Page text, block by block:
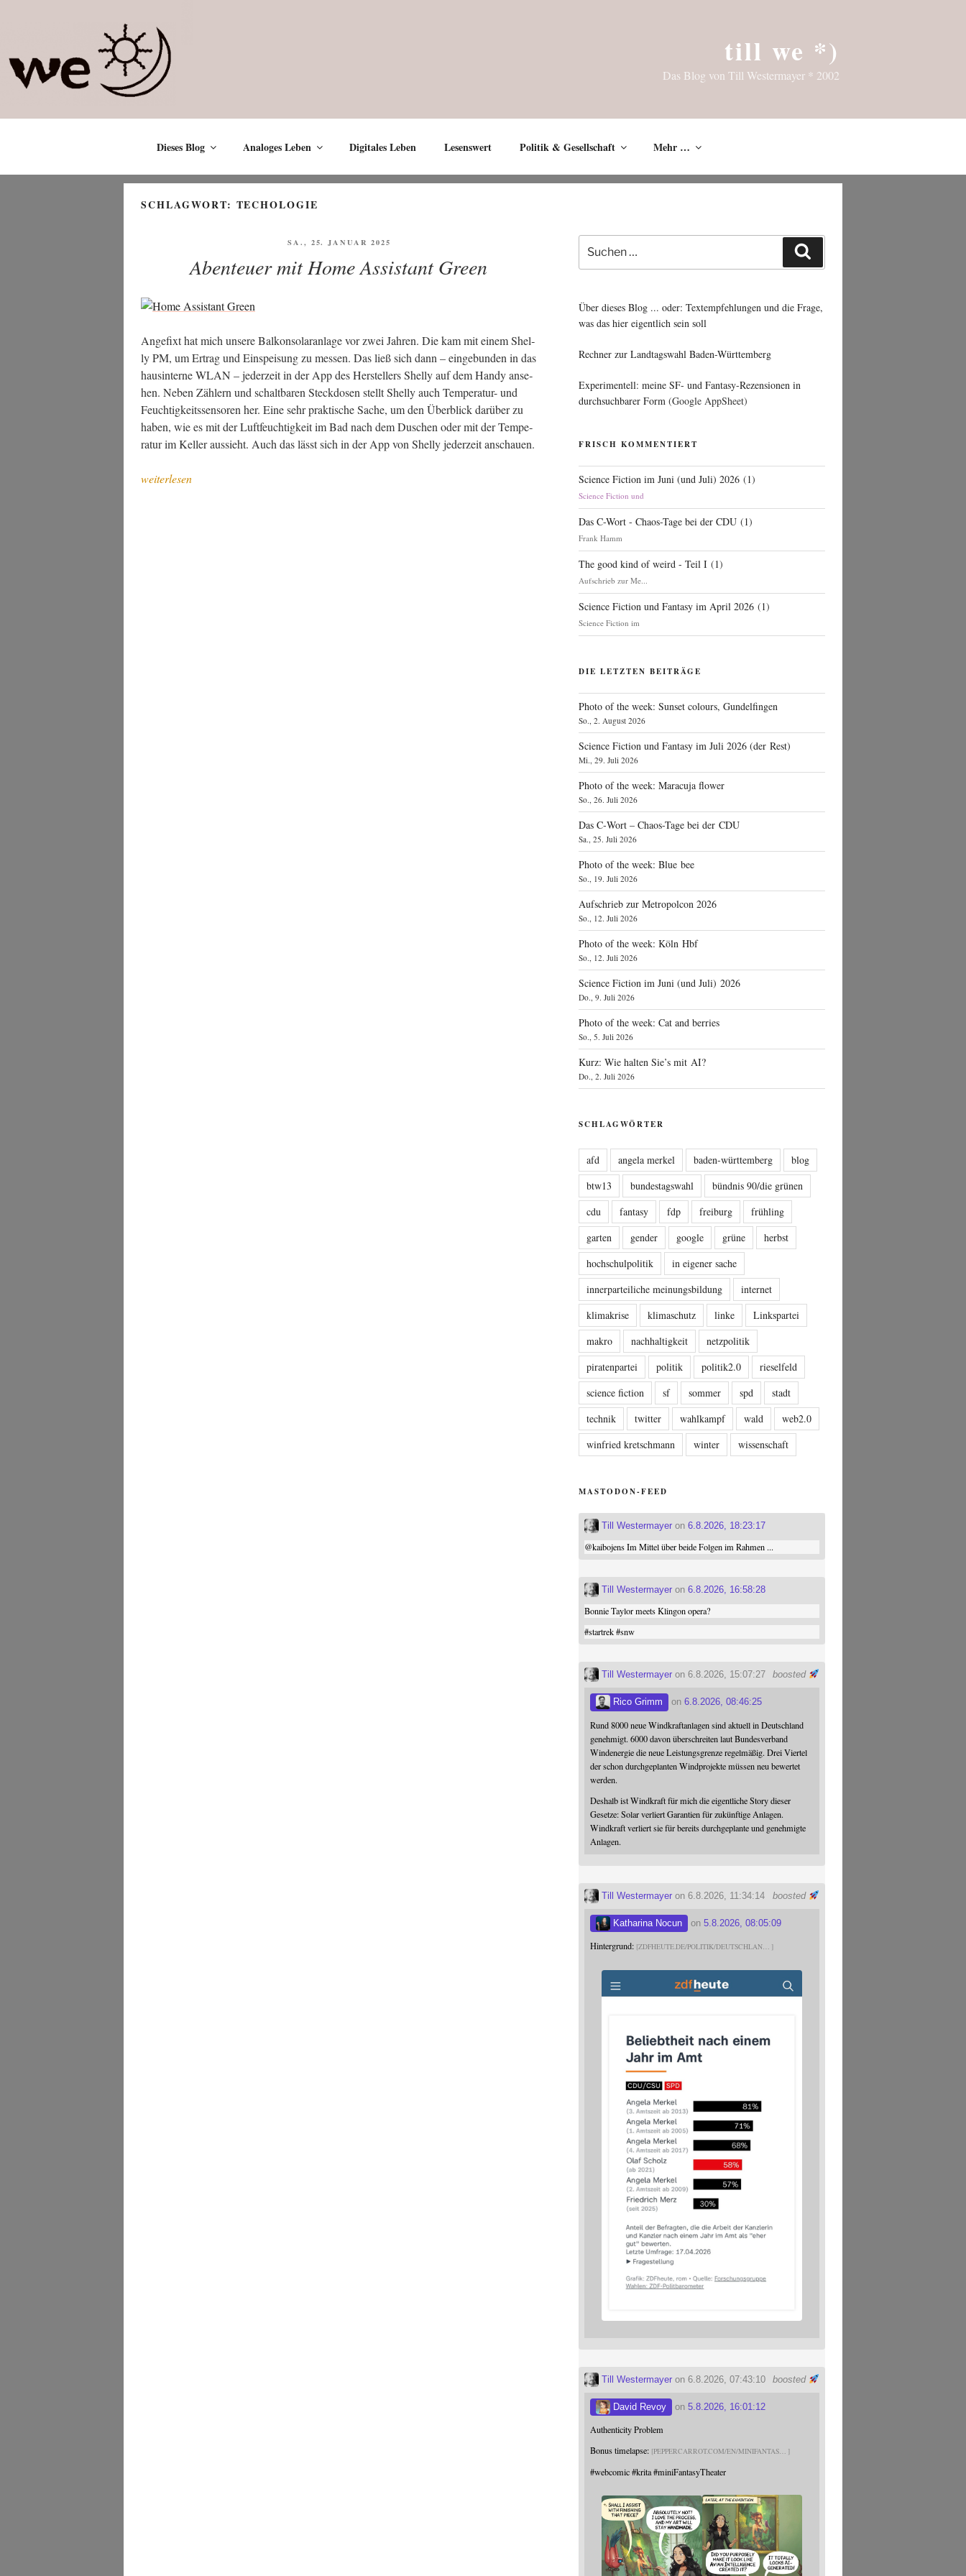
till we *)
Das Blog von Till Westermayer * 2002
Dieses Blog Analoges Leben Digitales Leben Lesenswert Politik & Gesellschaft Mehr …
SCHLAGWORT: TECHOLOGIE
VERÖFFENTLICHT
SA., 25. JANUAR 2025
Abenteuer mit Home Assistant Green
Ange­fixt hat mich unse­re Bal­kon­so­lar­an­la­ge vor zwei Jah­ren. Die kam mit einem Shel­
ly PM, um Ertrag und Ein­spei­sung zu mes­sen. Das ließ sich dann – ein­ge­bun­den in das
haus­in­ter­ne WLAN – jeder­zeit in der App des Her­stel­lers Shel­ly auf dem Han­dy anse­
hen. Neben Zäh­lern und schalt­ba­ren Steck­do­sen stellt Shel­ly auch Tem­pe­ra­tur- und
Feuch­tig­keits­sen­so­ren her. Eine sehr prak­ti­sche Sache, um den Über­blick dar­über zu
haben, wie es mit der Luft­feuch­tig­keit im Bad nach dem Duschen oder mit der Tem­pe­
ra­tur im Kel­ler aus­sieht. Auch das lässt sich in der App von Shel­ly jeder­zeit anschauen.
„Aben­
weiterlesen
Suche
nach:
Über dieses Blog ... oder: Textempfehlungen und die Frage,
was das hier eigentlich sein soll
Rechner zur Landtagswahl Baden-Württemberg
Experimentell: meine SF- und Fantasy-Rezensionen in
durchsuchbarer Form (Google AppSheet)
FRISCH KOMMENTIERT
Science Fiction im Juni (und Juli) 2026 (1)
Science Fiction und
Das C-Wort - Chaos-Tage bei der CDU (1)
Frank Hamm
The good kind of weird - Teil I (1)
Aufschrieb zur Me...
Science Fiction und Fantasy im April 2026 (1)
Science Fiction im
DIE LETZTEN BEITRÄGE
Photo of the week: Sunset colours, Gundelfingen
So., 2. August 2026
Science Fiction und Fantasy im Juli 2026 (der Rest)
Mi., 29. Juli 2026
Photo of the week: Maracuja flower
So., 26. Juli 2026
Das C‑Wort – Chaos-Tage bei der CDU
Sa., 25. Juli 2026
Photo of the week: Blue bee
So., 19. Juli 2026
Aufschrieb zur Metropolcon 2026
So., 12. Juli 2026
Photo of the week: Köln Hbf
So., 12. Juli 2026
Science Fiction im Juni (und Juli) 2026
Do., 9. Juli 2026
Photo of the week: Cat and berries
So., 5. Juli 2026
Kurz: Wie halten Sie’s mit AI?
Do., 2. Juli 2026
SCHLAGWÖRTER
afd angela merkel baden-württemberg
blog
btw13
bundestagswahl
bündnis 90/die grünen
cdu
fantasy fdp freiburg
frühling
garten
gender google grüne
herbst
hochschulpolitik
in eigener sache
innerparteiliche meinungsbildung
internet
klimakrise
klimaschutz linke
Linkspartei
makro
nachhaltigkeit
netzpolitik
piratenpartei
politik politik2.0
rieselfeld
science fiction
sf sommer spd
stadt
technik
twitter wahlkampf wald
web2.0
winfried kretschmann
winter wissenschaft
MASTODON-FEED
Till Westermayer on6.8.2026, 18:23:17
@kaibojensIm Mittel über beide Folgen im Rahmen ...
Till Westermayer on6.8.2026, 16:58:28
Bonnie Taylor meets Klingon opera?
#startrek #snw
boosted
Till Westermayer on 6.8.2026, 15:07:27
Rico Grimm on6.8.2026, 08:46:25
Rund 8000 neue Windkraftanlagen sind aktuell in Deutschland
genehmigt. 6000 davon überschreiten laut Bundesverband
Windenergie die neue Leistungsgrenze regelmäßig. Drei Viertel
der schon durchgeplanten Windprojekte müssen neu bewertet
werden.
Deshalb ist Windkraft für mich die eigentliche Story dieser
Gesetze: Solar verliert Garantien für zukünftige Anlagen.
Windkraft verliert sie für bereits durchgeplante und genehmigte
Anlagen.
boosted
Till Westermayer on 6.8.2026, 11:34:14
Katharina Nocun on5.8.2026, 08:05:09
Hintergrund: ZDFHEUTE.DE/POLITIK/DEUTSCHLAN
boosted
Till Westermayer on 6.8.2026, 07:43:10
David Revoy on5.8.2026, 16:01:12
Authenticity Problem
Bonus timelapse: PEPPERCARROT.COM/EN/MINIFANTAS
#webcomic #krita#miniFantasyTheater